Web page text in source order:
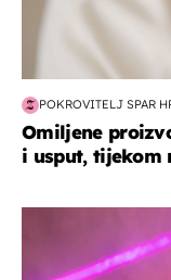
POKROVITELJ SPAR
Omiljene
i usput, tijekom